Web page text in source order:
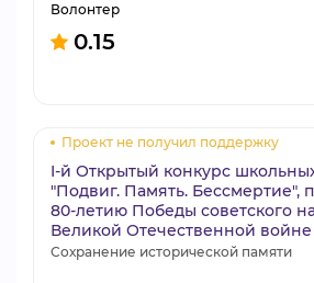
Волонтер
0.15
Проект не получил поддержку
I-й Открытый конкурс
"Подвиг. Память. Бессмертие",
80-летию Победы советского
Великой Отечественной войне
Сохранение исторической памяти